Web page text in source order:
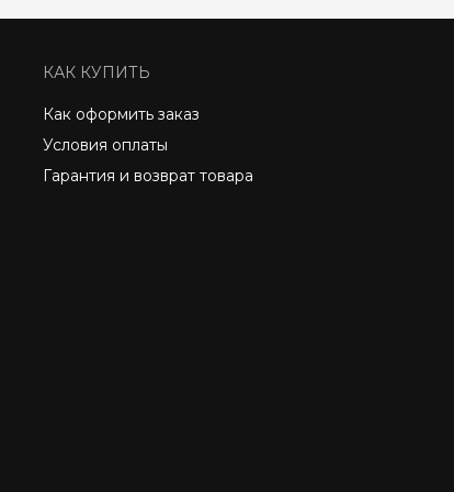
КАК КУПИТЬ
Как оформить заказ
Условия оплаты
Гарантия и возврат товара